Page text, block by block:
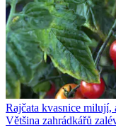
Rajčata kvasnice milují,
Většina zahrádkářů